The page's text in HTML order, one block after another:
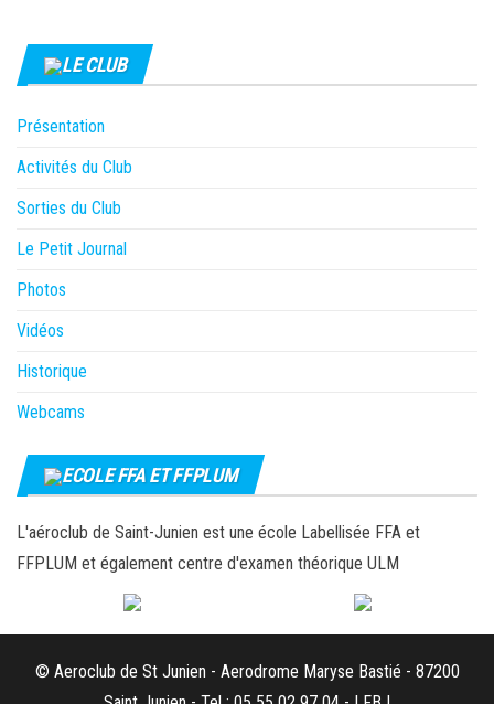
LE CLUB
Présentation
Activités du Club
Sorties du Club
Le Petit Journal
Photos
Vidéos
Historique
Webcams
ECOLE FFA ET FFPLUM
L'aéroclub de Saint-Junien est une école Labellisée FFA et
FFPLUM et également centre d'examen théorique ULM
© Aeroclub de St Junien - Aerodrome Maryse Bastié - 87200